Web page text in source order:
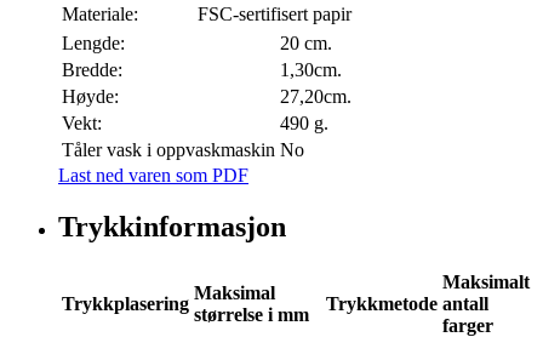
Materiale:
FSC-sertifisert papir
Lengde:
20 cm.
Bredde:
1,30cm.
Høyde:
27,20cm.
Vekt:
490 g.
Tåler vask i oppvaskmaskin No
Last ned varen som PDF
Trykkinformasjon
Trykkplasering
Maksimal
størrelse i mm
Trykkmetode
Maksimalt
antall
farger